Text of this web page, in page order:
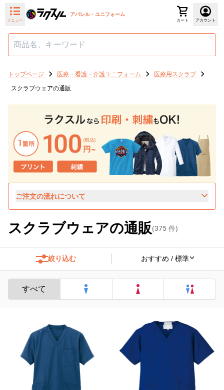
メニュー
アパレル・ユニフォーム
カート アカウント
トップページ 医療・看護・介護ユニフォーム
医療用スクラブ
スクラブウェアの通販
ご注文の流れについて
スクラブウェアの通販 (375 件)
絞り込む
すべて